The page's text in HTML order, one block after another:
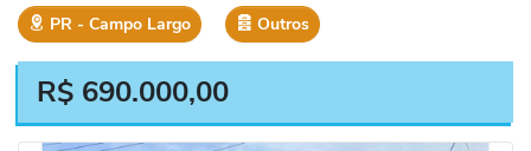
PR ‐ Campo Largo Outros
R$ 690.000,00